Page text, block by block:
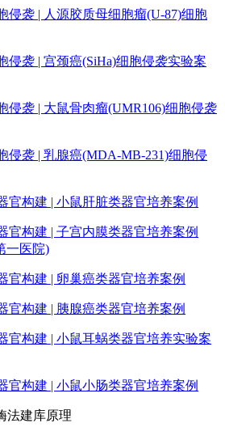
侵袭 | 人源胶质母细胞瘤(U-87)细胞
侵袭 | 宫颈癌(SiHa)细胞侵袭实验案
侵袭 | 大鼠骨肉瘤(UMR106)细胞侵袭
侵袭 | 乳腺癌(MDA-MB-231)细胞侵
官构建 | 小鼠肝脏类器官培养案例
官构建 | 子宫内膜类器官培养案例
一医院)
官构建 | 卵巢癌类器官培养案例
官构建 | 胰腺癌类器官培养案例
官构建 | 小鼠耳蜗类器官培养实验案
官构建 | 小鼠小肠类器官培养案例
法建库原理